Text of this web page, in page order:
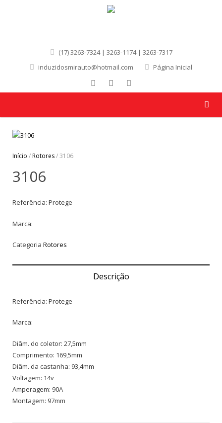
(17) 3263-7324 | 3263-1174 | 3263-7317
induzidosmirauto@hotmail.com
Página Inicial
Início /Rotores/ 3106
3106
Referência: Protege
Marca:
Categoria Rotores
Descrição
Referência: Protege
Marca:
Diâm. do coletor: 27,5mm
Comprimento: 169,5mm
Diâm. da castanha: 93,4mm
Voltagem: 14v
Amperagem: 90A
Montagem: 97mm